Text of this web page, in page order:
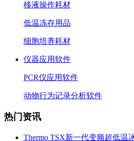
移液操作耗材
低温冻存用品
细胞培养耗材
仪器应用软件
PCR仪应用软件
动物行为记录分析软件
热门资讯
Thermo TSX新一代变频超低温